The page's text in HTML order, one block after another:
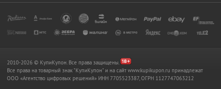
2010-2026 © КупиКупон. Все права защищены.
Все права на товарный знак "КупиКупон" и на сайт www.kupikupon.ru принадлежат
OOO «Агентство цифровых решений» ИНН 7705523387, ОГРН 1127747063212